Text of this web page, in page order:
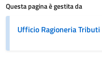
Questa pagina è gestita da
Ufficio Ragioneria Tributi